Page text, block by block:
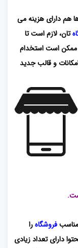
هم دارای هزینه می
تان، لازم است تا
ممکن است استخدام
و قالب جدید
فروشگاهرا
دارای تعداد زیادی